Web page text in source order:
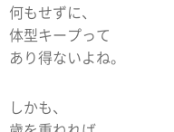
何もせずに、
体型キープって
あり得ないよね。
しかも、